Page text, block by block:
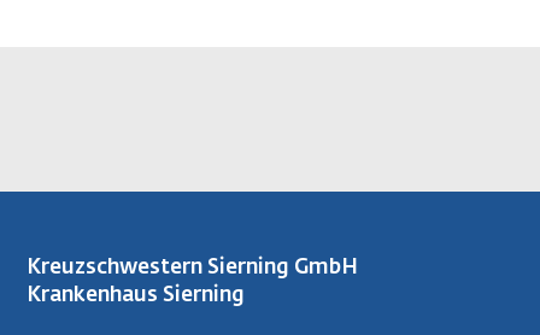
Kreuzschwestern Sierning GmbH
Krankenhaus Sierning